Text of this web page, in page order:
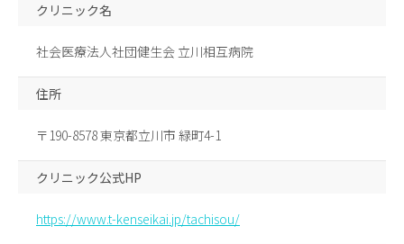
クリニック名
社会医療法人社団健生会 立川相互病院
住所
〒190-8578 東京都立川市 緑町4-1
クリニック公式HP
https://www.t-kenseikai.jp/tachisou/